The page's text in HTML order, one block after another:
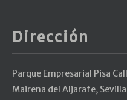
Dirección
Parque Empresarial Pisa
Mairena del Aljarafe,